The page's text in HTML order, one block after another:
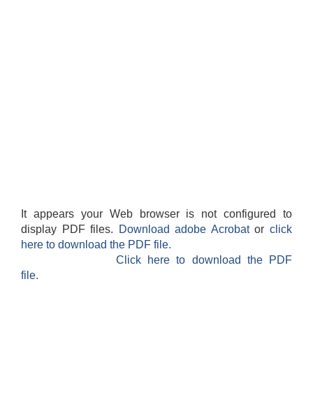
It appears your Web browser is not configured to
display PDF files.
Download adobe Acrobatorclick
here to download the PDF file.
Click here to download the PDF
file.